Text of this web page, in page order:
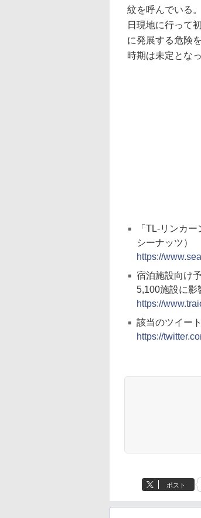
紋を呼んでいる
日現地に行って
に発展する危険
時期は未定とな
「TL-リンカ
シーナッツ）
https://
宿泊施設向け
5,100施設に影
https://
該当のツイー
https://
ポスト